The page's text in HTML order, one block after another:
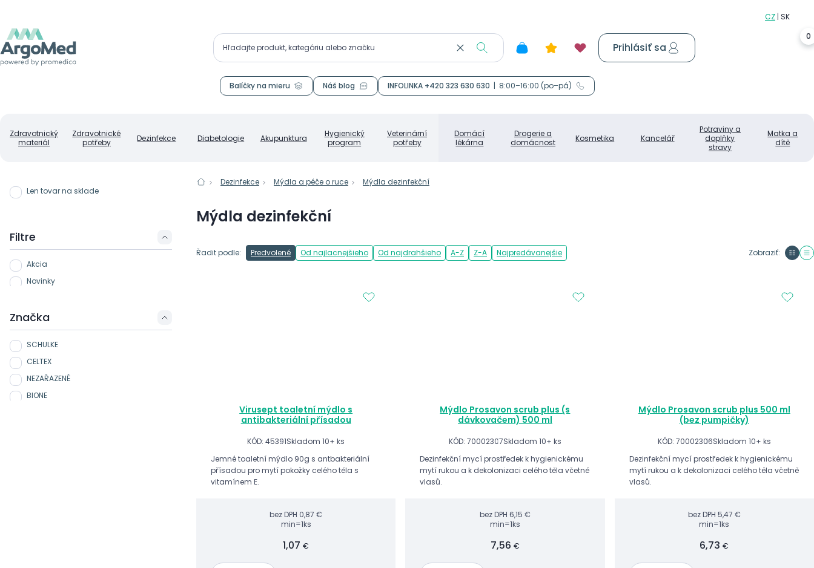
Zdravotnický
materiál
Zdravotnické
potřeby
Dezinfekce Diabetologie Akupunktura
Hygienický
program
Veterinární
potřeby
Domácí
lékárna
Drogerie a
domácnost
Kosmetika Kancelář
Potraviny a
doplňky
stravy
Matka a
dítě
0
Prihlásiť sa
Balíčky na mieru Náš blog INFOLINKA +420 323 630 630 8:00–16:00 (po–pá)
Len tovar na sklade
Filtre
Akcia
Novinky
Značka
SCHULKE
CELTEX
NEZAŘAZENÉ
BIONE
Dezinfekce Mýdla a péče o ruce Mýdla dezinfekční
Mýdla dezinfekční
Řadit podle: Predvolené Od najlacnejšieho Od najdrahšieho A-Z Z-A Najpredávanejšie Zobraziť:
Virusept toaletní mýdlo s
antibakteriální přísadou
KÓD: 45391Skladom 10+ ks
Jemné toaletní mýdlo 90g s antbakteriální
přísadou pro mytí pokožky celého těla s
vitamínem E.
bez DPH 0,87 €
min=1ks
1,07€
Mýdlo Prosavon scrub plus (s
dávkovačem) 500 ml
KÓD: 70002307Skladom 10+ ks
Dezinfekční mycí prostředek k hygienickému
mytí rukou a k dekolonizaci celého těla včetně
vlasů.
bez DPH 6,15 €
min=1ks
7,56 €
Mýdlo Prosavon scrub plus 500 ml
(bez pumpičky)
KÓD: 70002306Skladom 10+ ks
Dezinfekční mycí prostředek k hygienickému
mytí rukou a k dekolonizaci celého těla včetně
vlasů.
bez DPH 5,47 €
min=1ks
6,73€